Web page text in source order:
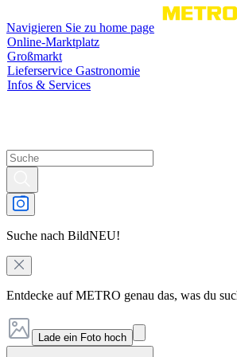
Navigieren Sie zu home page
Online-Marktplatz
Großmarkt
Lieferservice Gastronomie
Infos & Services
Suche nach BildNEU!
Entdecke auf METRO genau das, was du
Lade ein Foto hoch